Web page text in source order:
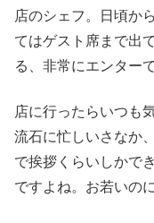
店のシェフ。日頃か
てはゲスト席まで出
る、非常にエンター
店に行ったらいつも
流石に忙しいさなか
で挨拶くらいしかで
ですよね。お若いの